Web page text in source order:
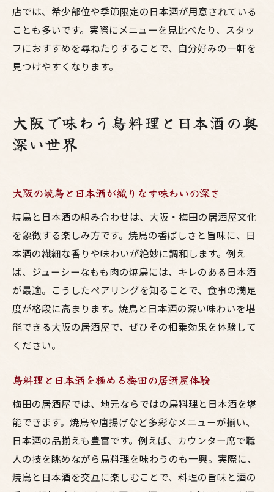
梅田で日本酒と鳥料理を堪能する秘訣
梅田で満喫する居酒屋の鳥料理と日本酒の魅力
居酒屋で鳥料理と日本酒の真髄を梅田で味
わう
理由
鳥料理と日本酒で広がる梅田グルメの世界
しむ
梅田で体験できる焼鳥と日本酒の新発見
豊富な日本酒と焼鳥を楽しむ大人の梅田時間
焼鳥と日本酒で楽しむ大人の梅田居酒屋時
間
大阪で焼鳥と日本酒を嗜む大人の過ごし方
梅田の居酒屋で鳥料理と日本酒を優雅に味
わう
鳥料理と日本酒で叶える大人のくつろぎタ
梅田で焼鳥と日本酒の贅沢なひとときを過
ごす
店では、希少部位や季節限定の日本酒が用意されている
ことも多いです。実際にメニューを見比べたり、スタッ
フにおすすめを尋ねたりすることで、自分好みの一軒を
見つけやすくなります。
大阪で味わう鳥料理と日本酒の奥
深い世界
大阪の焼鳥と日本酒が織りなす味わいの深さ
焼鳥と日本酒の組み合わせは、大阪・梅田の居酒屋文化
を象徴する楽しみ方です。焼鳥の香ばしさと旨味に、日
本酒の繊細な香りや味わいが絶妙に調和します。例え
ば、ジューシーなもも肉の焼鳥には、キレのある日本酒
が最適。こうしたペアリングを知ることで、食事の満足
度が格段に高まります。焼鳥と日本酒の深い味わいを堪
能できる大阪の居酒屋で、ぜひその相乗効果を体験して
ください。
鳥料理と日本酒を極める梅田の居酒屋体験
梅田の居酒屋では、地元ならではの鳥料理と日本酒を堪
能できます。焼鳥や唐揚げなど多彩なメニューが揃い、
日本酒の品揃えも豊富です。例えば、カウンター席で職
人の技を眺めながら鳥料理を味わうのも一興。実際に、
焼鳥と日本酒を交互に楽しむことで、料理の旨味と酒の